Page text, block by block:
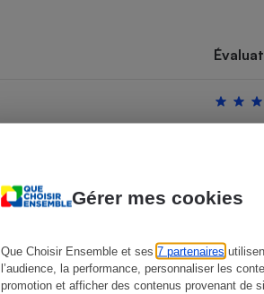
Gérer mes cookies
Que Choisir Ensemble et ses 7 partenaires
l’audience, la performance, personnaliser les
promotion et afficher des contenus provenant de